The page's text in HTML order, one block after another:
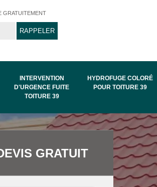
GRATUITEMENT
INTERVENTION
D'URGENCE FUITE
TOITURE 39
HYDROFUGE COLORÉ
POUR TOITURE 39
coloré
39
Intervention
d'urgence fuite
toiture 39
GRATUIT